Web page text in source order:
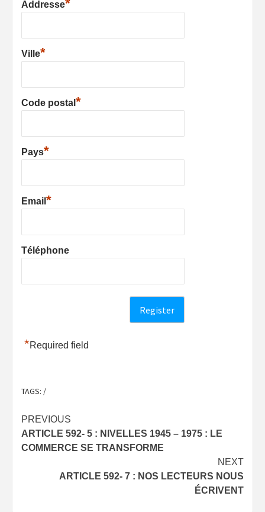
Addresse*
Ville*
Code postal *
Pays*
Email *
Téléphone
*Required field
TAGS: /
Post
navigation
PREVIOUS
ARTICLE 592- 5 : NIVELLES 1945 – 1975 : LE
COMMERCE SE TRANSFORME
NEXT
ARTICLE 592- 7 : NOS LECTEURS NOUS
ÉCRIVENT